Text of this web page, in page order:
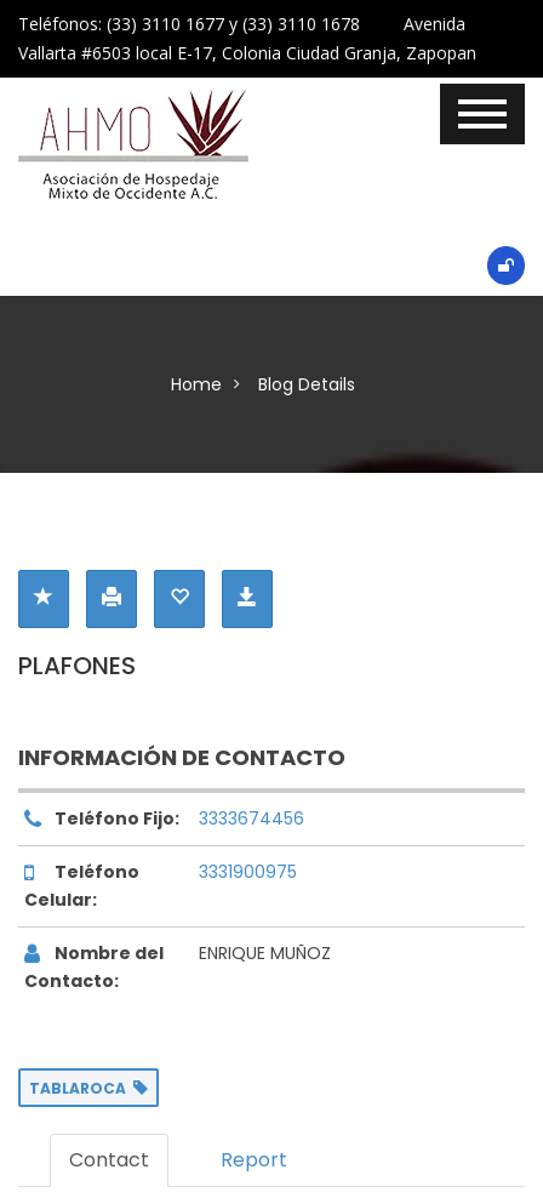
Teléfonos: (33) 3110 1677 y (33) 3110 1678 Avenida
Vallarta #6503 local E-17, Colonia Ciudad Granja, Zapopan
Home Blog Details
PLAFONES
INFORMACIÓN DE CONTACTO
Teléfono Fijo: 3333674456
Teléfono
Celular:
3331900975
Nombre del
Contacto:
ENRIQUE MUÑOZ
TABLAROCA
Contact Report